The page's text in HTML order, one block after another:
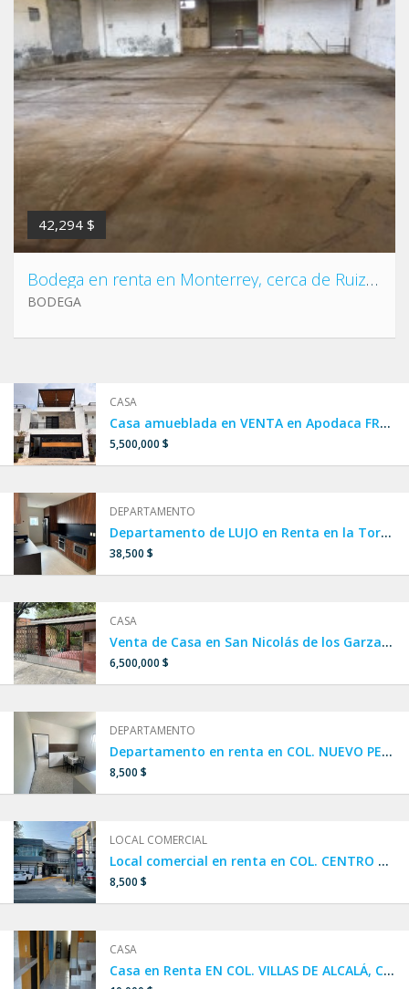
42,294 $
Bodega en renta en Monterrey, cerca de Ruiz Cortines y Av. Universidad,Guerrero.
BODEGA
CASA
Casa amueblada en VENTA en Apodaca FRENTE A ALBERCA, CASA CLUB Y PARQUE.
5,500,000 $
DEPARTAMENTO
Departamento de LUJO en Renta en la Torre MÁS ALTA DE LATINOAMERICA, en Col. Obispado, Monterrey
38,500 $
CASA
Venta de Casa en San Nicolás de los Garza, Col. Villa Universidad cerca de Av. Universidad, lista para habitar.
6,500,000 $
DEPARTAMENTO
Departamento en renta en COL. NUEVO PERIFÉRICO / ITURBIDE, SAN NICOLÁS DE LOS GARZA
8,500 $
LOCAL COMERCIAL
Local comercial en renta en COL. CENTRO DE SAN NICOLÁS DE LOS GARZA
8,500 $
CASA
Casa en Renta EN COL. VILLAS DE ALCALÁ, CIÉNEGA DE FLORES, N.L.